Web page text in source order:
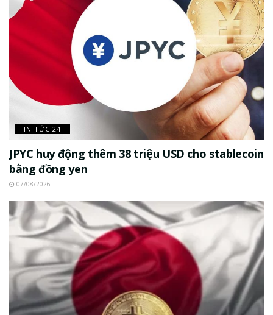
TIN TỨC 24H
JPYC huy động thêm 38 triệu USD cho stablecoin
bằng đồng yen
07/08/2026